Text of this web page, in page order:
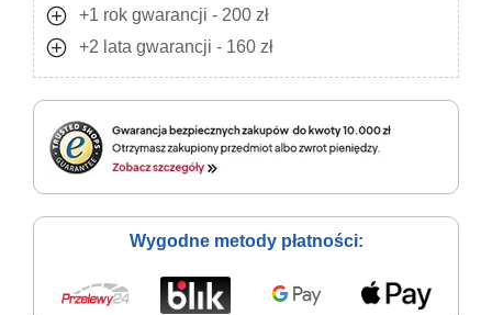
add_circle +1 rok gwarancji - 200 zł
add_circle +2 lata gwarancji - 160 zł
Wygodne metody płatności: